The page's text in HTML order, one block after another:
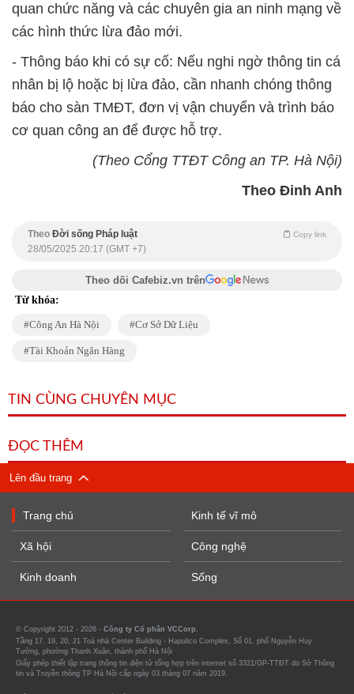
quan chức năng và các chuyên gia an ninh mạng về
các hình thức lừa đảo mới.
- Thông báo khi có sự cố: Nếu nghi ngờ thông tin cá
nhân bị lộ hoặc bị lừa đảo, cần nhanh chóng thông
báo cho sàn TMĐT, đơn vị vận chuyển và trình báo
cơ quan công an để được hỗ trợ.
(Theo Cổng TTĐT Công an TP. Hà Nội)
Theo Đinh Anh
Theo Đời sống Pháp luật Copy link
28/05/2025 20:17 (GMT +7)
Theo dõi Cafebiz.vn trên
Từ khóa:
Công An Hà Nội Cơ Sở Dữ Liệu
Tài Khoản Ngân Hàng
TIN CÙNG CHUYÊN MỤC
ĐỌC THÊM
Lên đầu trang
Trang chủ
Xã hội
Kinh doanh
Kinh tế vĩ mô
Công nghệ
Sống
© Copyright 2012 - 2026 - Công ty Cổ phần VCCorp.
Tầng 17, 19, 20, 21 Toà nhà Center Building - Hapulico Complex, Số 01, phố Nguyễn Huy
Tưởng, phường Thanh Xuân, thành phố Hà Nội
Giấy phép thiết lập trang thông tin điện tử tổng hợp trên internet số 3321/GP-TTĐT do Sở Thông
tin và Truyền thông TP Hà Nội cấp ngày 03 tháng 07 năm 2019.